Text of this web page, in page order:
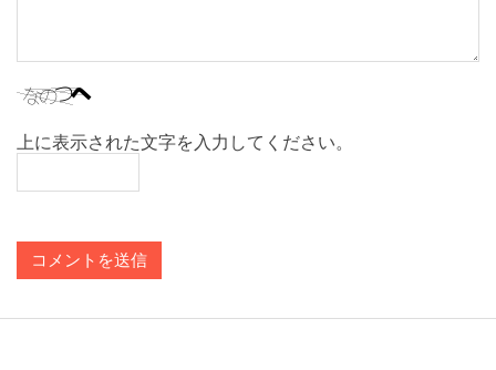
上に表示された文字を入力してください。